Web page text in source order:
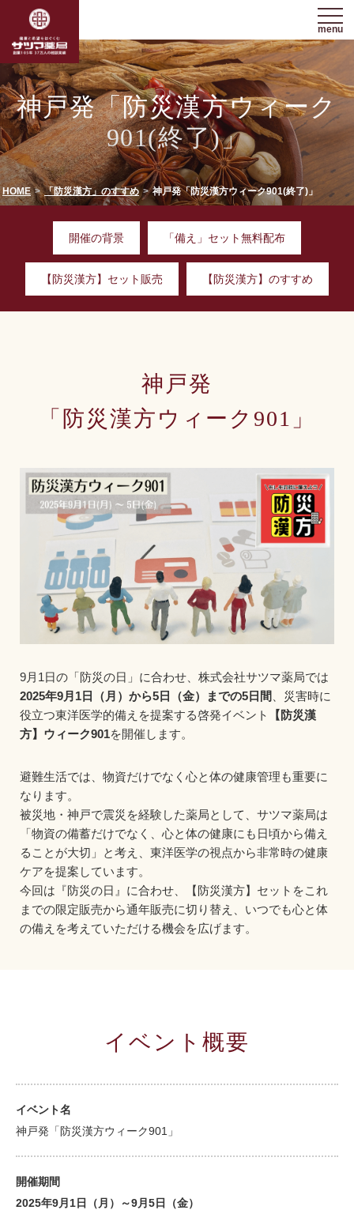
menu
神戸発「防災漢方ウィーク
901(終了)」
HOME 「防災漢方」のすすめ 神戸発「防災漢方ウィーク901(終了)」
開催の背景 「備え」セット無料配布
【防災漢方】セット販売 【防災漢方】のすすめ
神戸発
「防災漢方ウィーク901」
9月1日の「防災の日」に合わせ、株式会社サツマ薬局では
2025年9月1日（月）から5日（金）までの5日間
、災害時に
役立つ東洋医学的備えを提案する啓発イベント
【防災漢
方】ウィーク901を開催します。
避難生活では、物資だけでなく心と体の健康管理も重要に
なります。
被災地・神戸で震災を経験した薬局として、サツマ薬局は
「物資の備蓄だけでなく、心と体の健康にも日頃から備え
ることが大切」と考え、東洋医学の視点から非常時の健康
ケアを提案しています。
今回は『防災の日』に合わせ、【防災漢方】セットをこれ
までの限定販売から通年販売に切り替え、いつでも心と体
の備えを考えていただける機会を広げます。
イベント概要
イベント名
神戸発「防災漢方ウィーク901」
開催期間
2025年9月1日（月）～9月5日（金）